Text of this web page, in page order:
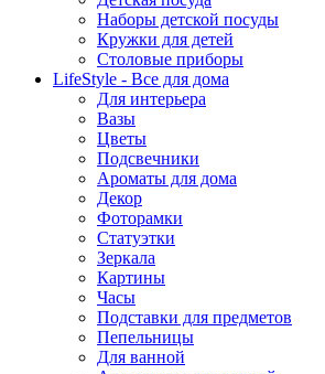
Наборы детской посуды
Кружки для детей
Столовые приборы
LifeStyle - Все для дома
Для интерьера
Вазы
Цветы
Подсвечники
Ароматы для дома
Декор
Фоторамки
Статуэтки
Зеркала
Картины
Часы
Подставки для предметов
Пепельницы
Для ванной